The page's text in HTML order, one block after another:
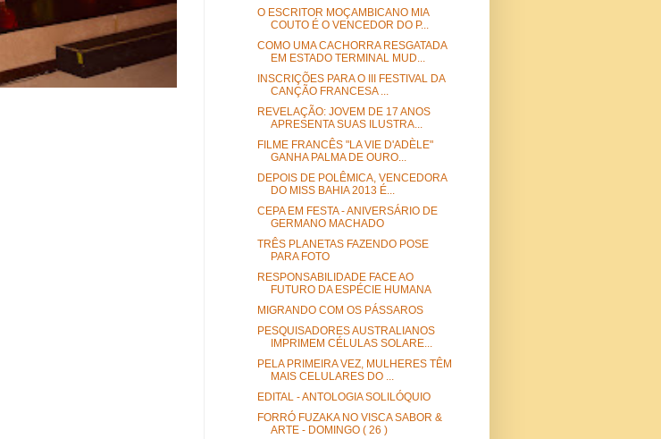
O ESCRITOR MOÇAMBICANO MIA
COUTO É O VENCEDOR DO P...
COMO UMA CACHORRA RESGATADA
EM ESTADO TERMINAL MUD...
INSCRIÇÕES PARA O III FESTIVAL DA
CANÇÃO FRANCESA ...
REVELAÇÃO: JOVEM DE 17 ANOS
APRESENTA SUAS ILUSTRA...
FILME FRANCÊS "LA VIE D'ADÈLE"
GANHA PALMA DE OURO...
DEPOIS DE POLÊMICA, VENCEDORA
DO MISS BAHIA 2013 É...
CEPA EM FESTA - ANIVERSÁRIO DE
GERMANO MACHADO
TRÊS PLANETAS FAZENDO POSE
PARA FOTO
RESPONSABILIDADE FACE AO
FUTURO DA ESPÉCIE HUMANA
MIGRANDO COM OS PÁSSAROS
PESQUISADORES AUSTRALIANOS
IMPRIMEM CÉLULAS SOLARE...
PELA PRIMEIRA VEZ, MULHERES TÊM
MAIS CELULARES DO ...
EDITAL - ANTOLOGIA SOLILÓQUIO
FORRÓ FUZAKA NO VISCA SABOR &
ARTE - DOMINGO ( 26 )